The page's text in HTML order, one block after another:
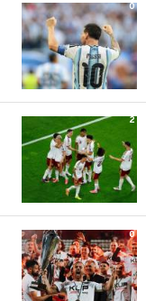
0
2
0